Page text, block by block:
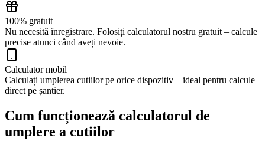
100% gratuit
Nu necesită înregistrare. Folosiți calculatorul nostru gratuit – calcule
precise atunci când aveți nevoie.
Calculator mobil
Calculați umplerea cutiilor pe orice dispozitiv – ideal pentru calcule
direct pe șantier.
Cum funcționează calculatorul de
umplere a cutiilor